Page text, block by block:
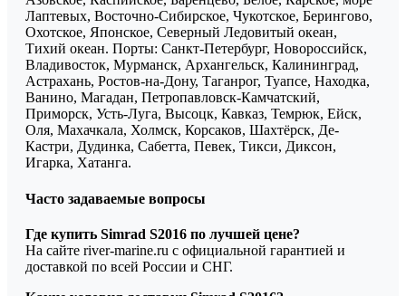
Лаптевых, Восточно-Сибирское, Чукотское, Берингово,
Охотское, Японское, Северный Ледовитый океан,
Тихий океан. Порты: Санкт-Петербург, Новороссийск,
Владивосток, Мурманск, Архангельск, Калининград,
Астрахань, Ростов-на-Дону, Таганрог, Туапсе, Находка,
Ванино, Магадан, Петропавловск-Камчатский,
Приморск, Усть-Луга, Высоцк, Кавказ, Темрюк, Ейск,
Оля, Махачкала, Холмск, Корсаков, Шахтёрск, Де-
Кастри, Дудинка, Сабетта, Певек, Тикси, Диксон,
Игарка, Хатанга.
Часто задаваемые вопросы
Где купить Simrad S2016 по лучшей цене?
На сайте river-marine.ru с официальной гарантией и
доставкой по всей России и СНГ.